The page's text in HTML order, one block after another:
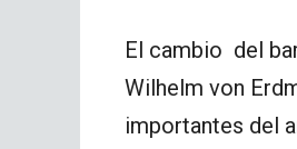
El cambio del
Wilhelm von
importantes del